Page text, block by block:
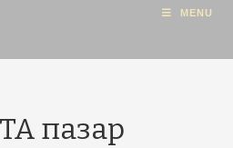
MENU
пазар